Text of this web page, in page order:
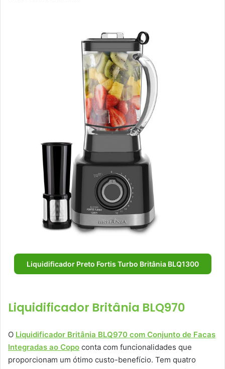
Liquidificador Preto Fortis Turbo Britânia BLQ1300
Liquidificador Britânia BLQ970
O Liquidificador Britânia BLQ970 com Conjunto de Facas
Integradas ao Copo conta com funcionalidades que
proporcionam um ótimo custo-benefício. Tem quatro